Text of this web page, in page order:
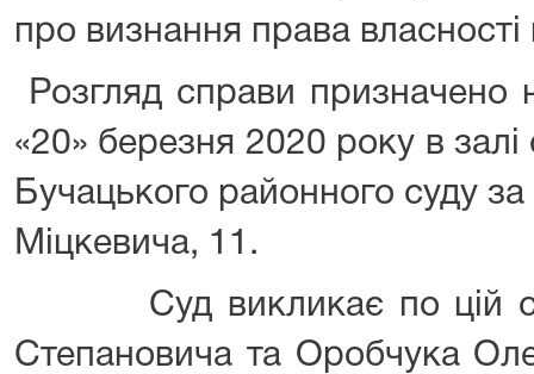
про визнання права
Розгляд справи призначено
«20» березня 2020 року в
Бучацького районного суду
Міцкевича, 11.
Суд викликає по цій
Степановича та Оробчука